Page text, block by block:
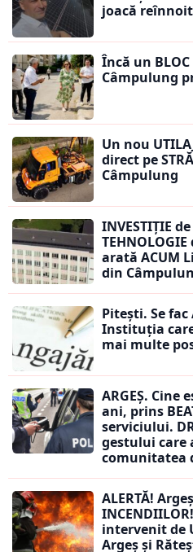
joacă
Încă un
Câmpulung
Un nou
direct pe
Câmpulung
INVESTIȚIE
arată ACUM
din
Pitești. Se fac
Instituția care
mai multe
ARGEȘ. Cine
ani, prins
serviciului.
gestului care
comunitatea
ALERTĂ!
intervenit de
Argeș și